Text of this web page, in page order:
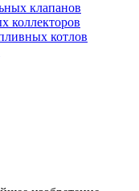
клапанов
коллекторов
котлов